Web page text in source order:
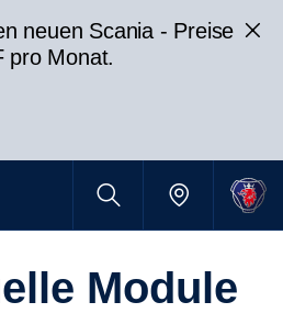
neuen Scania - Preise
pro Monat.
Module